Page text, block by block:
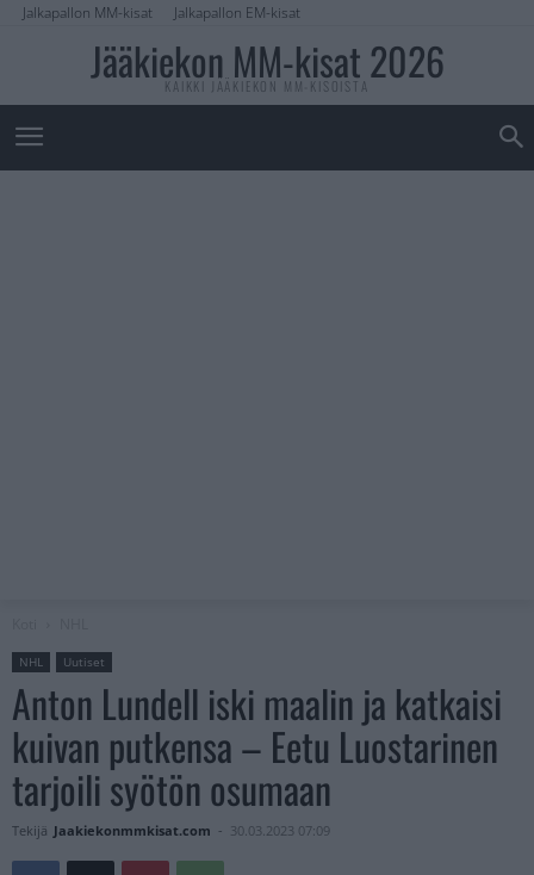
Jalkapallon MM-kisat Jalkapallon EM-kisat
Jääkiekon MM-kisat 2026
KAIKKI JÄÄKIEKON MM-KISOISTA
NHL Uutiset
Anton Lundell iski maalin ja katkaisi
kuivan putkensa – Eetu Luostarinen
tarjoili syötön osumaan
Tekijä Jaakiekonmmkisat.com - 30.03.2023 07:09